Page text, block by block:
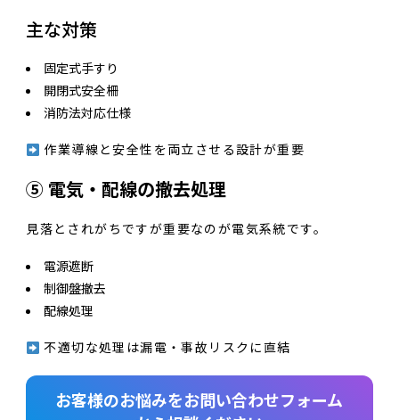
主な対策
固定式手すり
開閉式安全柵
消防法対応仕様
作業導線と安全性を両立させる設計が重要
⑤ 電気・配線の撤去処理
見落とされがちですが重要なのが電気系統です。
電源遮断
制御盤撤去
配線処理
不適切な処理は漏電・事故リスクに直結
お客様のお悩みをお問い合わせフォーム